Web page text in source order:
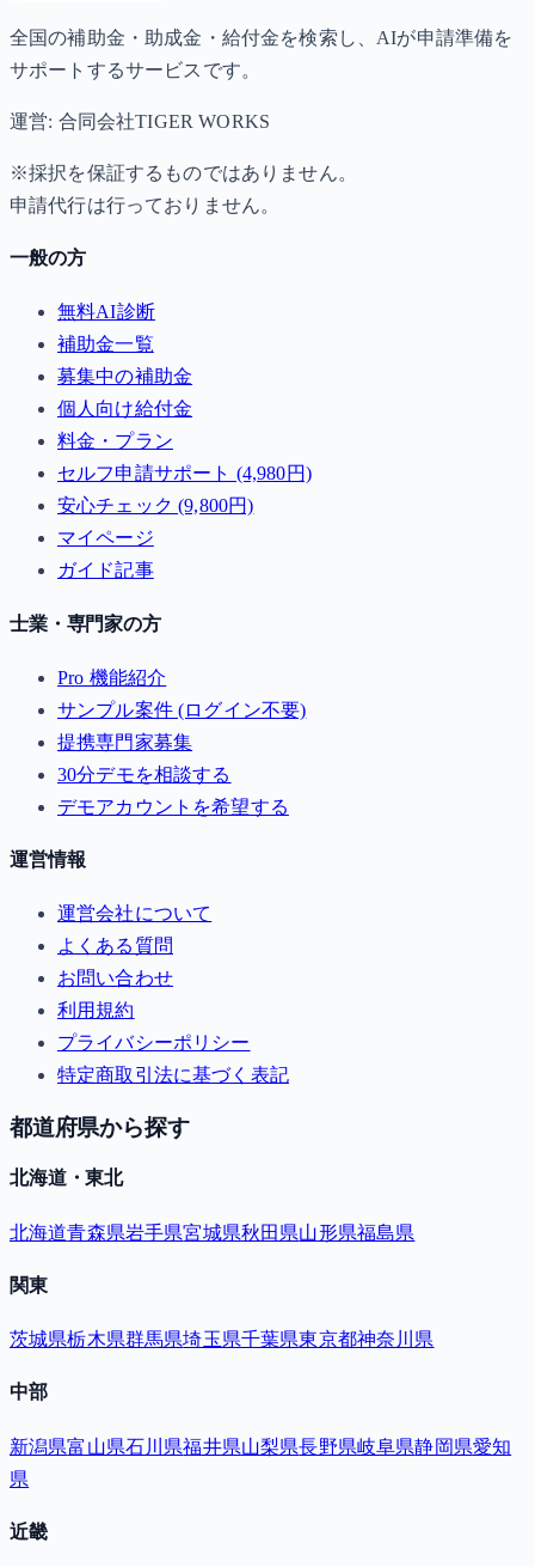
全国の補助金・助成金・給付金を検索し、AIが申請準備を
サポートするサービスです。
運営: 合同会社TIGER WORKS
※採択を保証するものではありません。
申請代行は行っておりません。
一般の方
無料AI診断
補助金一覧
募集中の補助金
個人向け給付金
料金・プラン
セルフ申請サポート (4,980円)
安心チェック (9,800円)
マイページ
ガイド記事
士業・専門家の方
Pro 機能紹介
サンプル案件 (ログイン不要)
提携専門家募集
30分デモを相談する
デモアカウントを希望する
運営情報
運営会社について
よくある質問
お問い合わせ
利用規約
プライバシーポリシー
特定商取引法に基づく表記
都道府県から探す
北海道・東北
北海道青森県岩手県宮城県秋田県山形県福島県
関東
茨城県栃木県群馬県埼玉県千葉県東京都神奈川県
中部
新潟県富山県石川県福井県山梨県長野県岐阜県静岡県愛知
県
近畿